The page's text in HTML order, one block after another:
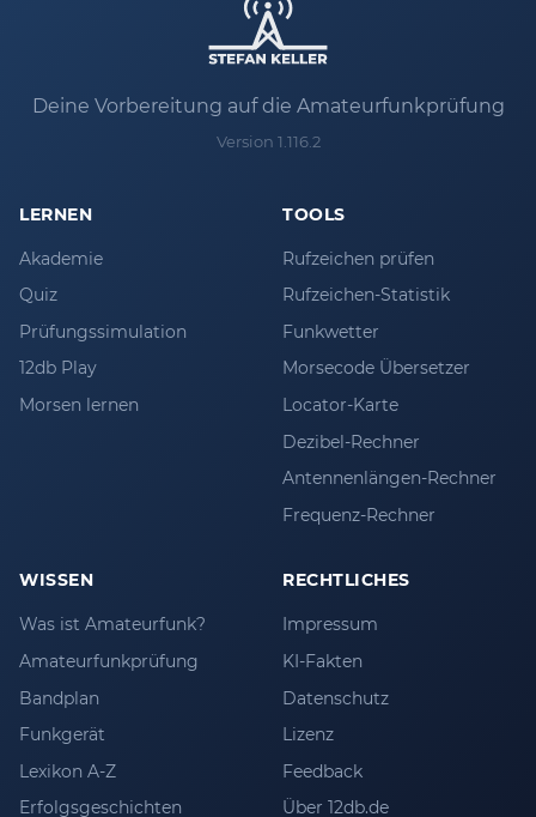
Deine Vorbereitung auf die Amateurfunkprüfung
Version 1.116.2
LERNEN
Akademie
Quiz
Prüfungssimulation
12db Play
Morsen lernen
TOOLS
Rufzeichen prüfen
Rufzeichen-Statistik
Funkwetter
Morsecode Übersetzer
Locator-Karte
Dezibel-Rechner
Antennenlängen-Rechner
Frequenz-Rechner
WISSEN
Was ist Amateurfunk?
Amateurfunkprüfung
Bandplan
Funkgerät
Lexikon A-Z
Erfolgsgeschichten
RECHTLICHES
Impressum
KI-Fakten
Datenschutz
Lizenz
Feedback
Über 12db.de